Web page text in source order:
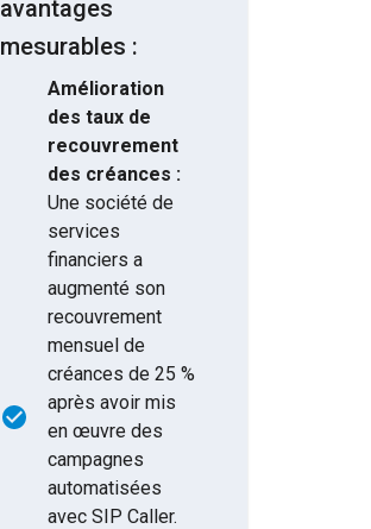
avantages
mesurables :
Amélioration
des taux de
recouvrement
des créances :
Une société de
services
financiers a
augmenté son
recouvrement
mensuel de
créances de 25 %
après avoir mis
en œuvre des
campagnes
automatisées
avec SIP Caller.